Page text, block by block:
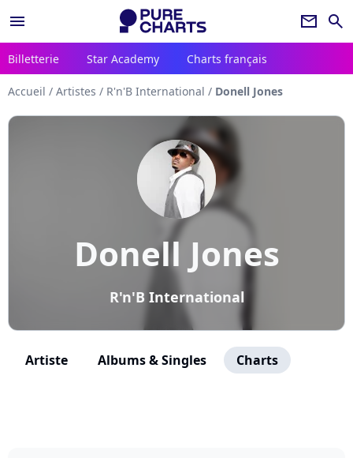
menu newsletter search
Billetterie Star Academy Charts français
Accueil / Artistes / R'n'B International / Donell Jones
Donell Jones
R'n'B International
Artiste Albums & Singles Charts